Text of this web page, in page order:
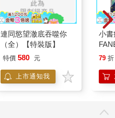
連同慾望澈底吞噬你
（全）【特裝版】
特價 580 元
上市通知我
小
成
79 折